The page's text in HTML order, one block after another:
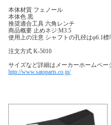
本体材質 フェノール
本体色 黒
推奨適合工具 六角レンチ
商品概要 止めネジ:M3.5
使用上の注意 シャフトの孔径はφ6.1
注文方式 K-5010
サイズなど詳細はメーカーホームペー
http://www.satoparts.co.jp/